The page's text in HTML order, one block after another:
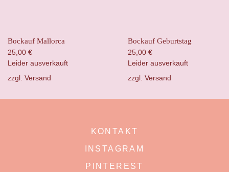
Bockauf Mallorca
25,00 €
Leider ausverkauft
zzgl. Versand
Bockauf Geburtstag
25,00 €
Leider ausverkauft
zzgl. Versand
KONTAKT
INSTAGRAM
PINTEREST